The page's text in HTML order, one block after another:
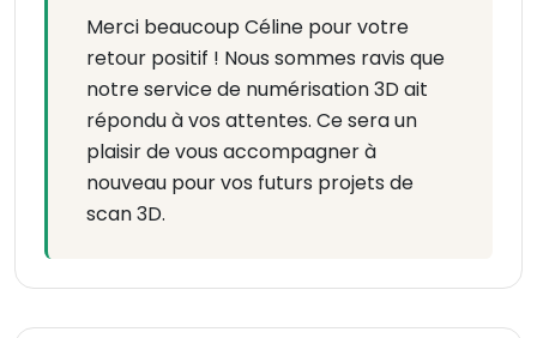
Merci beaucoup Céline pour votre
retour positif ! Nous sommes ravis que
notre service de numérisation 3D ait
répondu à vos attentes. Ce sera un
plaisir de vous accompagner à
nouveau pour vos futurs projets de
scan 3D.